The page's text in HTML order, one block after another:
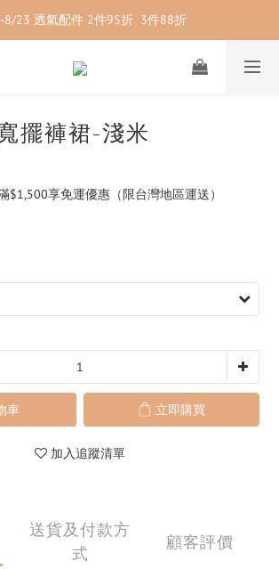
7/28-8/23 紳士內著 2件9折
8/23 透氣配件 2件95折  3件88折
7/28-8/23 紳士內著 2件9折
擺褲裙-淺米
$1,500享免運優惠（限台灣地區運送）
車 立即購買
加入追蹤清單
送貨及付款方
式
顧客評價